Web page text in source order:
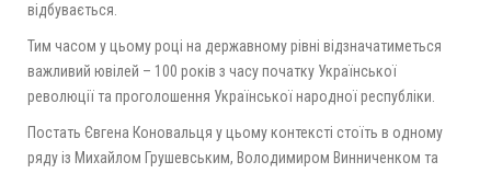
відбувається.
Тим часом у цьому році на державному рівні відзначатиметься
важливий ювілей – 100 років з часу початку Української
революції та проголошення Української народної республіки.
Постать Євгена Коновальця у цьому контексті стоїть в одному
ряду із Михайлом Грушевським, Володимиром Винниченком та